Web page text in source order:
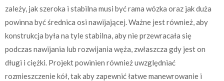
zależy, jak szeroka i stabilna musi być rama wózka oraz jak duża
powinna być średnica osi nawijającej. Ważne jest również, aby
konstrukcja była na tyle stabilna, aby nie przewracała się
podczas nawijania lub rozwijania węża, zwłaszcza gdy jest on
długi i ciężki. Projekt powinien również uwzględniać
rozmieszczenie kół, tak aby zapewnić łatwe manewrowanie i